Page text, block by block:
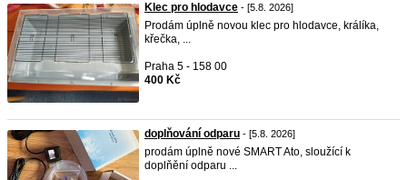
Klec pro hlodavce - [5.8. 2026]
Prodám úplně novou klec pro hlodavce, králíka,
křečka, ...
Praha 5 - 158 00
400 Kč
doplňování odparu - [5.8. 2026]
prodám úplně nové SMART Ato, sloužící k
doplňění odparu ...